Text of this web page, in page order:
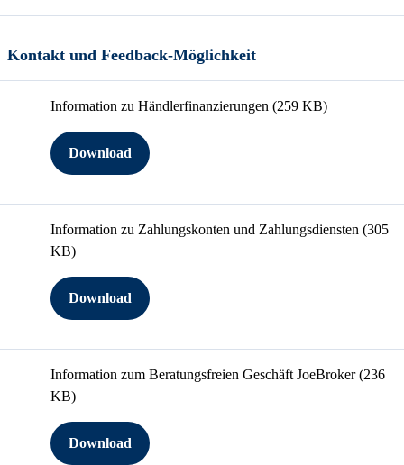
Kontakt und Feedback-Möglichkeit
Information zu Händlerfinanzierungen (259 KB)
Download
Information zu Zahlungskonten und Zahlungsdiensten (305
KB)
Download
Information zum Beratungsfreien Geschäft JoeBroker(236
KB)
Download